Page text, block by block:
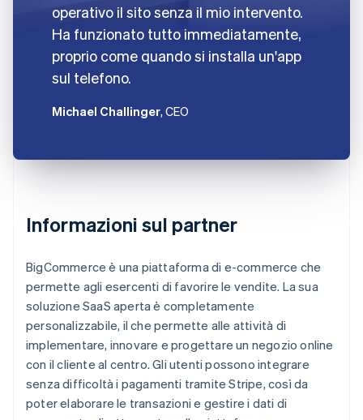
operativo il sito senza il mio intervento.
Ha funzionato tutto immediatamente,
proprio come quando si installa un'app
sul telefono.
Michael Challinger, CEO
Informazioni sul partner
BigCommerce è una piattaforma di e-commerce che
permette agli esercenti di favorire le vendite. La sua
soluzione SaaS aperta è completamente
personalizzabile, il che permette alle attività di
implementare, innovare e progettare un negozio online
con il cliente al centro. Gli utenti possono integrare
senza difficoltà i pagamenti tramite Stripe, così da
poter elaborare le transazioni e gestire i dati di